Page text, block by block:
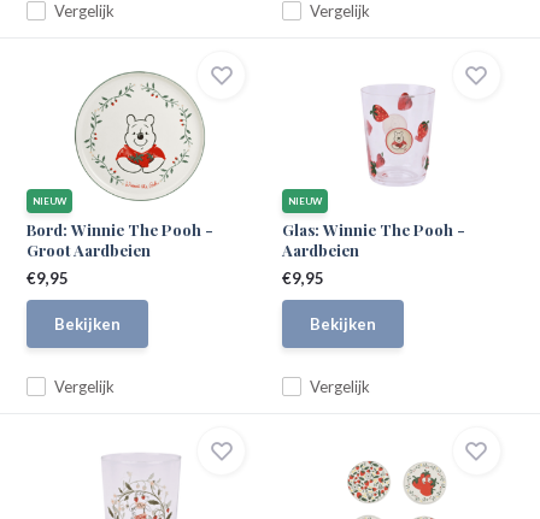
Vergelijk Vergelijk
NIEUW
Bord: Winnie The Pooh -
Groot Aardbeien
Vergelijk
€9,95
Bekijken
NIEUW
Glas: Winnie The Pooh -
Aardbeien
Vergelijk
€9,95
Bekijken